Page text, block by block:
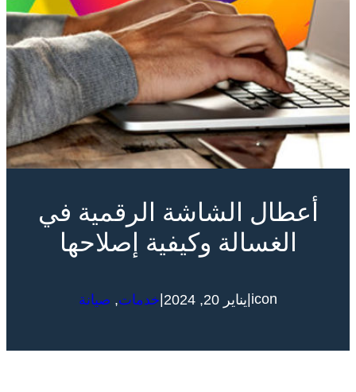
أعطال الشاشة الرقمية في
الغسالة وكيفية إصلاحها
icon يناير 20, 2024 خدمات, صيانة